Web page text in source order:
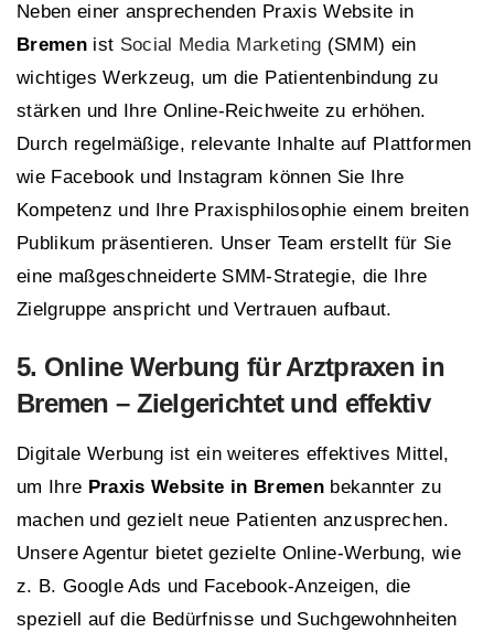
Neben einer ansprechenden Praxis Website in
Bremen ist Social Media Marketing (SMM) ein
wichtiges Werkzeug, um die Patientenbindung zu
stärken und Ihre Online-Reichweite zu erhöhen.
Durch regelmäßige, relevante Inhalte auf Plattformen
wie Facebook und Instagram können Sie Ihre
Kompetenz und Ihre Praxisphilosophie einem breiten
Publikum präsentieren. Unser Team erstellt für Sie
eine maßgeschneiderte SMM-Strategie, die Ihre
Zielgruppe anspricht und Vertrauen aufbaut.
5. Online Werbung für Arztpraxen in
Bremen – Zielgerichtet und effektiv
Digitale Werbung ist ein weiteres effektives Mittel,
um Ihre Praxis Website in Bremenbekannter zu
machen und gezielt neue Patienten anzusprechen.
Unsere Agentur bietet gezielte Online-Werbung, wie
z. B. Google Ads und Facebook-Anzeigen, die
speziell auf die Bedürfnisse und Suchgewohnheiten